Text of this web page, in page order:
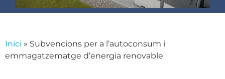
Inici » Subvencions per a l’autoconsum i
emmagatzematge d’energia renovable